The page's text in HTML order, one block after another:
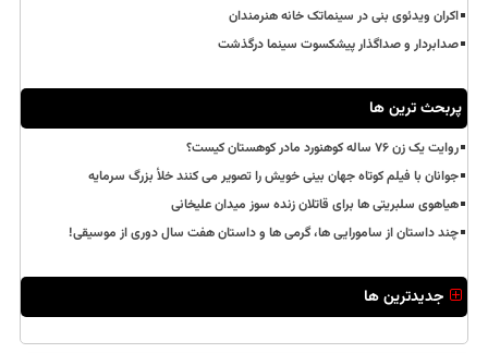
اکران ویدئوی بنی در سینماتک خانه هنرمندان
صدابردار و صداگذار پیشکسوت سینما درگذشت
پربحث ترین ها
روایت یک زن ۷۶ ساله کوهنورد مادر کوهستان کیست؟
جوانان با فیلم کوتاه جهان بینی خویش را تصویر می کنند خلأ بزرگ سرمایه
هیاهوی سلبریتی ها برای قاتلان زنده سوز میدان علیخانی
چند داستان از سامورایی ها، گرمی ها و داستان هفت سال دوری از موسیقی!
جدیدترین ها